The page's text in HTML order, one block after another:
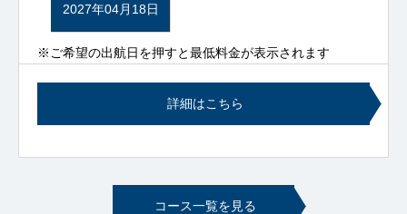
2027年04月18日
※ご希望の出航日を押すと最低料金が表示されます
詳細はこちら
コース一覧を見る